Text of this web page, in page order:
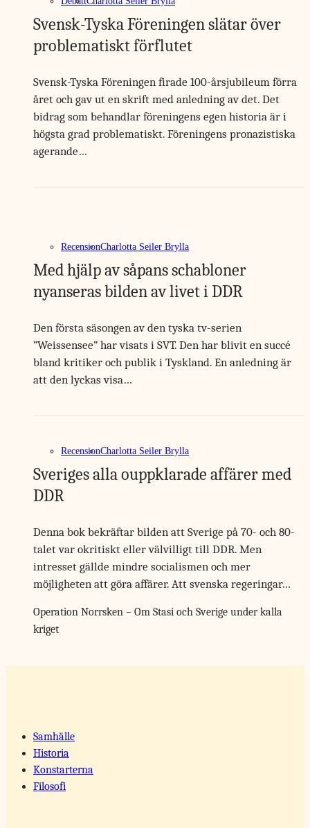
Svensk-Tyska Föreningen slätar över
problematiskt förflutet
Svensk-Tyska Föreningen firade 100-årsjubileum förra
året och gav ut en skrift med anledning av det. Det
bidrag som behandlar föreningens egen historia är i
högsta grad problematiskt. Föreningens pronazistiska
agerande…
RecensionCharlotta Seiler Brylla
Med hjälp av såpans schabloner
nyanseras bilden av livet i DDR
Den första säsongen av den tyska tv-serien
”Weissensee” har visats i SVT. Den har blivit en succé
bland kritiker och publik i Tyskland. En anledning är
att den lyckas visa…
RecensionCharlotta Seiler Brylla
Sveriges alla ouppklarade affärer med
DDR
Denna bok bekräftar bilden att Sverige på 70- och 80-
talet var okritiskt eller välvilligt till DDR. Men
intresset gällde mindre socialismen och mer
möjligheten att göra affärer. Att svenska regeringar…
Operation Norrsken – Om Stasi och Sverige under kalla
kriget
Samhälle
Historia
Konstarterna
Filosofi